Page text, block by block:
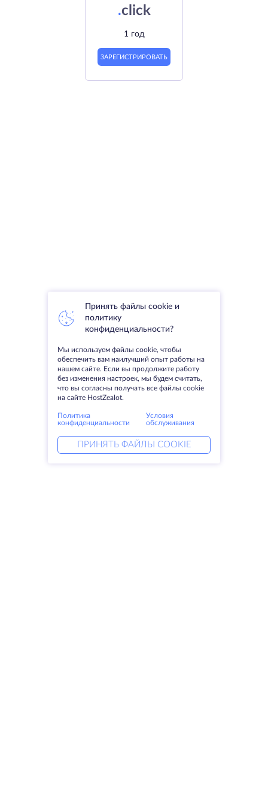
.click
1 год
ЗАРЕГИСТРИРОВАТЬ
Принять файлы cookie и
политику
конфиденциальности?
Мы используем файлы cookie, чтобы
обеспечить вам наилучший опыт работы на
нашем сайте. Если вы продолжите работу
без изменения настроек, мы будем считать,
что вы согласны получать все файлы cookie
на сайте HostZealot.
Политика
конфиденциальности
Условия
обслуживания
ПРИНЯТЬ ФАЙЛЫ COOKIE